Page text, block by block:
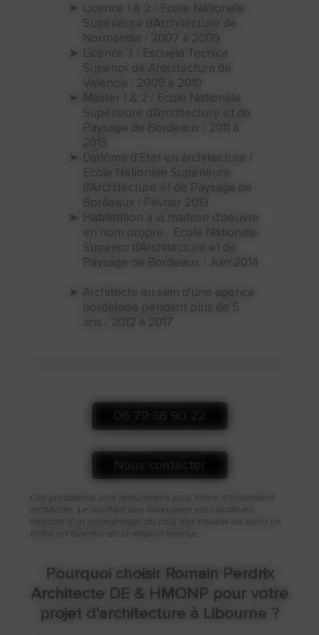
Licence 1 & 2 / Ecole Nationale
Supérieure d'Architecture de
Normandie / 2007 à 2009
Licence 3 / Escuela Tecnica
Superior de Arquitectura de
Valencia / 2009 à 2010
Master 1 & 2 / Ecole Nationale
Supérieure d'Architecture et de
Paysage de Bordeaux / 2011 à
2013
Diplôme d'Etat en architecture /
Ecole Nationale Supérieure
d'Architecture et de Paysage de
Bordeaux / Février 2013
Habilitation à la maitrise d'oeuvre
en nom propre / Ecole Nationale
Superior d'Architecture et de
Paysage de Bordeaux / Juin 2014
Architecte au sein d'une agence
bordelaise pendant plus de 5
ans / 2012 à 2017
06 79 36 90 22
Nous contacter
Ces prestations sont rémunérées sous forme d'honoraires
architecte. Le montant des honoraires est calculé en
fonction d'un pourcentage du coût des travaux ou selon un
forfait en fonction de la mission retenue.
Pourquoi choisir Romain Perdrix
Architecte DE & HMONP pour votre
projet d'architecture à Libourne ?